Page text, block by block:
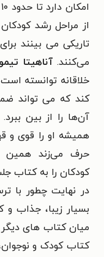
از مراحل رشد
تاریکی می بینند
می‌کنند.آناهیتا
خلاقانه توانسته
کند که می تواند
آن‌ها را از بین
همیشه او را قوی و
حرف می‌زند همین
کودکان را به کتاب
در نهایت چطور با
بسیار زیبا، جذاب
میان کتاب های
کتاب کودک و